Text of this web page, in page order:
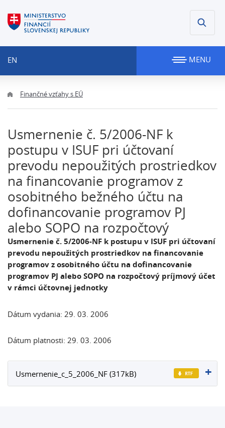
EN MENU
Finančné vzťahy s EÚ
Usmernenie č. 5/2006-NF k
postupu v ISUF pri účtovaní
prevodu nepoužitých prostriedkov
na financovanie programov z
osobitného bežného účtu na
dofinancovanie programov PJ
alebo SOPO na rozpočtový
Usmernenie č. 5/2006-NF k postupu v ISUF pri účtovaní
prevodu nepoužitých prostriedkov na financovanie
programov z osobitného účtu na dofinancovanie
programov PJ alebo SOPO na rozpočtový príjmový účet
v rámci účtovnej jednotky
Dátum vydania: 29. 03. 2006
Dátum platnosti: 29. 03. 2006
Usmernenie_c_5_2006_NF (317kB)